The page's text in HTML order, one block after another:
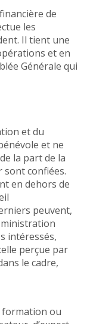
de
les
Il tient une
et en
Générale qui
et du
et ne
la part de la
sont confiées.
en dehors de
peuvent,
intéressés,
perçue par
le cadre,
formation ou